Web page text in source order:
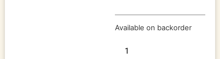
Available on backorder